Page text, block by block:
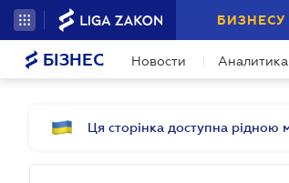
БИЗНЕСУ
БІЗНЕС Новости Аналитика
Ця сторінка доступна рідною